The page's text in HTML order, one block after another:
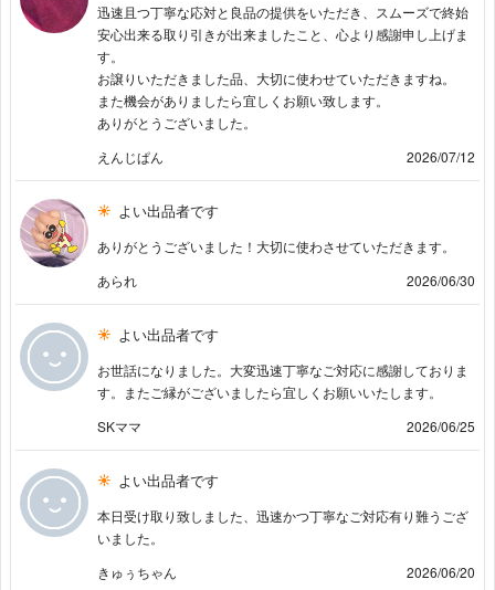
迅速且つ丁寧な応対と良品の提供をいただき、スムーズで終始
安心出来る取り引きが出来ましたこと、心より感謝申し上げま
す。
お譲りいただきました品、大切に使わせていただきますね。
また機会がありましたら宜しくお願い致します。
ありがとうございました。
えんじぱん
2026/07/12
よい出品者です
ありがとうございました！大切に使わさせていただきます。
あられ
2026/06/30
よい出品者です
お世話になりました。大変迅速丁寧なご対応に感謝しておりま
す。またご縁がございましたら宜しくお願いいたします。
SKママ
2026/06/25
よい出品者です
本日受け取り致しました、迅速かつ丁寧なご対応有り難うござ
いました。
きゅぅちゃん
2026/06/20